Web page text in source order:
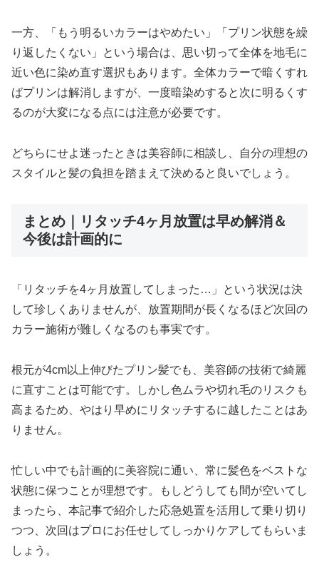
一方、「もう明るいカラーはやめたい」「プリン状態を繰
り返したくない」という場合は、思い切って全体を地毛に
近い色に染め直す選択もあります。全体カラーで暗くすれ
ばプリンは解消しますが、一度暗染めすると次に明るくす
るのが大変になる点には注意が必要です。
どちらにせよ迷ったときは美容師に相談し、自分の理想の
スタイルと髪の負担を踏まえて決めると良いでしょう。
まとめ｜リタッチ4ヶ月放置は早め解消＆
今後は計画的に
「リタッチを4ヶ月放置してしまった…」という状況は決
して珍しくありませんが、放置期間が長くなるほど次回の
カラー施術が難しくなるのも事実です。
根元が4cm以上伸びたプリン髪でも、美容師の技術で綺麗
に直すことは可能です。しかし色ムラや切れ毛のリスクも
高まるため、やはり早めにリタッチするに越したことはあ
りません。
忙しい中でも計画的に美容院に通い、常に髪色をベストな
状態に保つことが理想です。もしどうしても間が空いてし
まったら、本記事で紹介した応急処置を活用して乗り切り
つつ、次回はプロにお任せしてしっかりケアしてもらいま
しょう。